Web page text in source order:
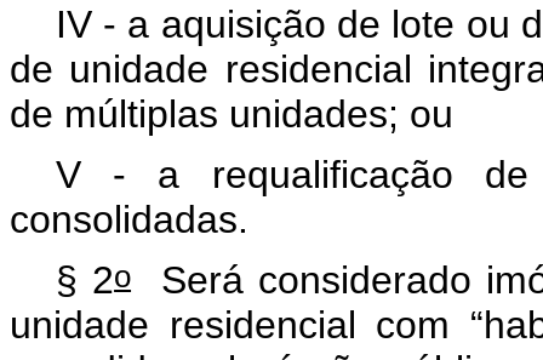
IV - a aquisição de lote ou
de unidade residencial
de múltiplas unidades; ou
V - a requalificação de
consolidadas.
§ 2o
Será considerado
unidade residencial com